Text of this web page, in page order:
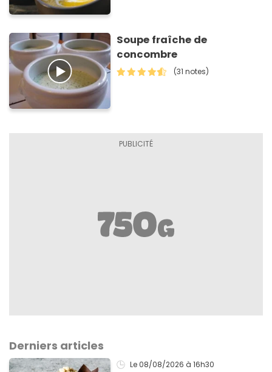
Soupe fraîche de
concombre
(31 notes)
Derniers articles
Le 08/08/2026 à 16h30